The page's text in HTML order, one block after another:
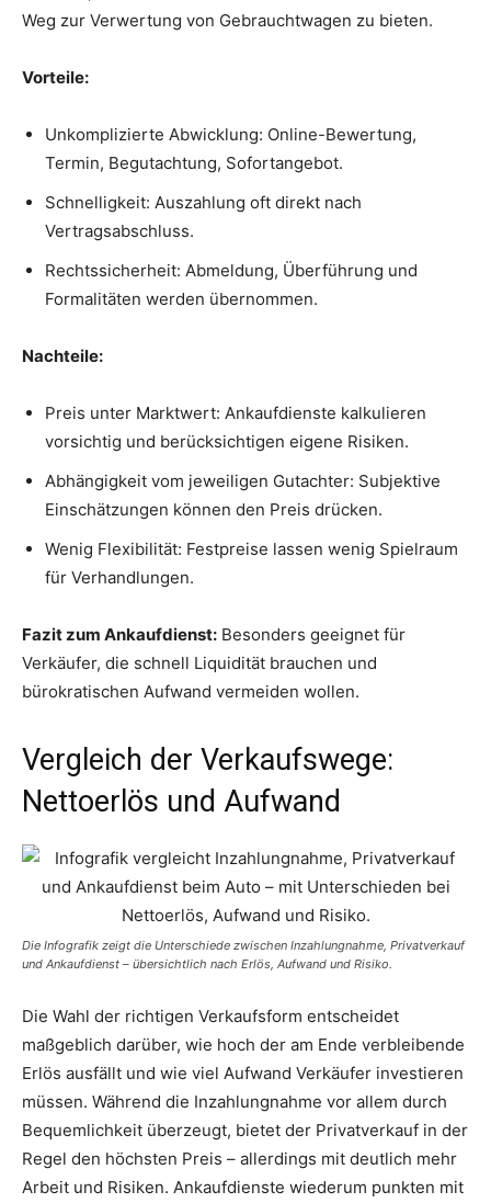
Weg zur Verwertung von Gebrauchtwagen zu bieten.
Vorteile:
Unkomplizierte Abwicklung: Online-Bewertung,
Termin, Begutachtung, Sofortangebot.
Schnelligkeit: Auszahlung oft direkt nach
Vertragsabschluss.
Rechtssicherheit: Abmeldung, Überführung und
Formalitäten werden übernommen.
Nachteile:
Preis unter Marktwert: Ankaufdienste kalkulieren
vorsichtig und berücksichtigen eigene Risiken.
Abhängigkeit vom jeweiligen Gutachter: Subjektive
Einschätzungen können den Preis drücken.
Wenig Flexibilität: Festpreise lassen wenig Spielraum
für Verhandlungen.
Fazit zum Ankaufdienst: Besonders geeignet für
Verkäufer, die schnell Liquidität brauchen und
bürokratischen Aufwand vermeiden wollen.
Vergleich der Verkaufswege:
Nettoerlös und Aufwand
Die Infografik zeigt die Unterschiede zwischen Inzahlungnahme, Privatverkauf
und Ankaufdienst – übersichtlich nach Erlös, Aufwand und Risiko.
Die Wahl der richtigen Verkaufsform entscheidet
maßgeblich darüber, wie hoch der am Ende verbleibende
Erlös ausfällt und wie viel Aufwand Verkäufer investieren
müssen. Während die Inzahlungnahme vor allem durch
Bequemlichkeit überzeugt, bietet der Privatverkauf in der
Regel den höchsten Preis – allerdings mit deutlich mehr
Arbeit und Risiken. Ankaufdienste wiederum punkten mit